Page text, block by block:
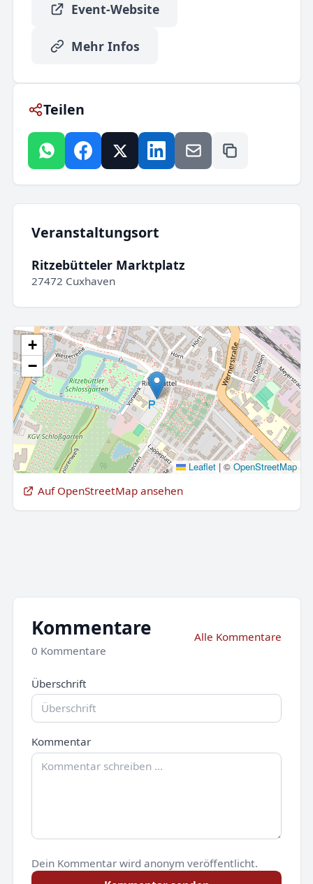
Event-Website
Mehr Infos
Teilen
Veranstaltungsort
Ritzebütteler Marktplatz
27472 Cuxhaven
+
−
Leaflet |© OpenStreetMap
Auf OpenStreetMap ansehen
Kommentare
0 Kommentare
Alle Kommentare
Überschrift
Kommentar
Dein Kommentar wird anonym veröffentlicht.